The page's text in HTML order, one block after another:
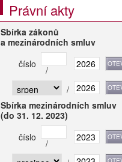
Právní akty
Sbírka zákonů
a mezinárodních smluv
číslo
/
/
Sbírka mezinárodních smluv
(do 31. 12. 2023)
číslo
/